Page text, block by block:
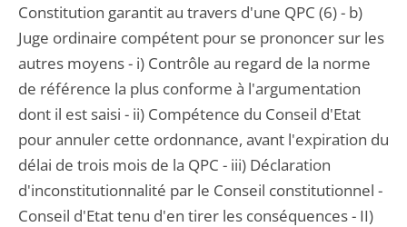
Constitution garantit au travers d'une QPC (6) - b)
Juge ordinaire compétent pour se prononcer sur les
autres moyens - i) Contrôle au regard de la norme
de référence la plus conforme à l'argumentation
dont il est saisi - ii) Compétence du Conseil d'Etat
pour annuler cette ordonnance, avant l'expiration du
délai de trois mois de la QPC - iii) Déclaration
d'inconstitutionnalité par le Conseil constitutionnel -
Conseil d'Etat tenu d'en tirer les conséquences - II)